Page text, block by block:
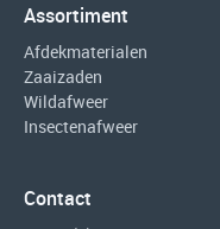
Assortiment
Afdekmaterialen
Zaaizaden
Wildafweer
Insectenafweer
Contact